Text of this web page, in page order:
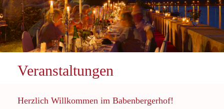
Veranstaltungen
Herzlich Willkommen im Babenbergerhof!